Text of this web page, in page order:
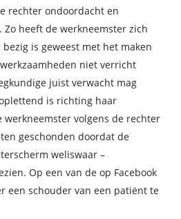
rechter ondoordacht en
heeft de werkneemster zich
is geweest met het maken
niet verricht
juist verwacht mag
is richting haar
werkneemster volgens de rechter
geschonden doordat de
weliswaar –
Op een van de op Facebook
een schouder van een patiënt te